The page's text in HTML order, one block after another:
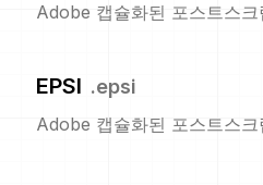
Adobe 캡슐화된 포스트스크
EPSI .epsi
Adobe 캡슐화된 포스트스크